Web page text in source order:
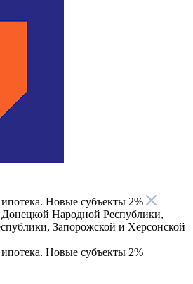
Новые субъекты 2%
Народной Республики,
Запорожской и Херсонской
Новые субъекты 2%